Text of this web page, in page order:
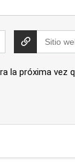
la próxima vez